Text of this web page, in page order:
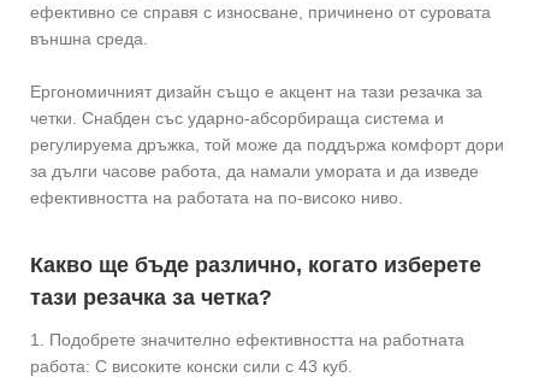
ефективно се справя с износване, причинено от суровата
външна среда.
Ергономичният дизайн също е акцент на тази резачка за
четки. Снабден със ударно-абсорбираща система и
регулируема дръжка, той може да поддържа комфорт дори
за дълги часове работа, да намали умората и да изведе
ефективността на работата на по-високо ниво.
Какво ще бъде различно, когато изберете
тази резачка за четка?
1. Подобрете значително ефективността на работната
работа: С високите конски сили с 43 куб.